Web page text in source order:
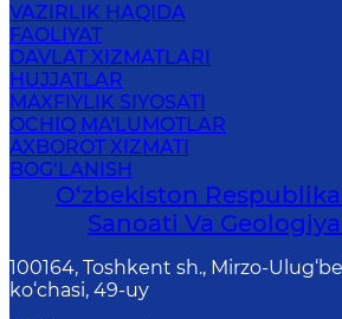
VAZIRLIK HAQIDA
FAOLIYAT
DAVLAT XIZMATLARI
HUJJATLAR
MAXFIYLIK SIYOSATI
OCHIQ MA'LUMOTLAR
AXBOROT XIZMATI
BOG‘LANISH
O‘zbekiston
Sanoati Va
100164, Toshkent sh., Mirzo-
ko‘chasi, 49-uy